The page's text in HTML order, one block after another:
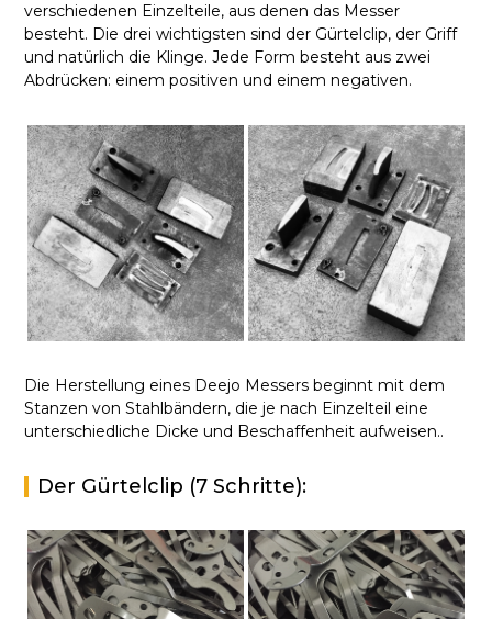
verschiedenen Einzelteile, aus denen das Messer
besteht. Die drei wichtigsten sind der Gürtelclip, der Griff
und natürlich die Klinge. Jede Form besteht aus zwei
Abdrücken: einem positiven und einem negativen.
Die Herstellung eines Deejo Messers beginnt mit dem
Stanzen von Stahlbändern, die je nach Einzelteil eine
unterschiedliche Dicke und Beschaffenheit aufweisen..
Der Gürtelclip (7 Schritte):